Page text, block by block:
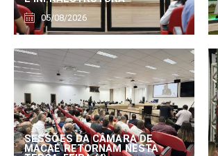
05/08/2026
SESSÕES DA CÂMARA DE
MACAÉ RETORNAM NESTA